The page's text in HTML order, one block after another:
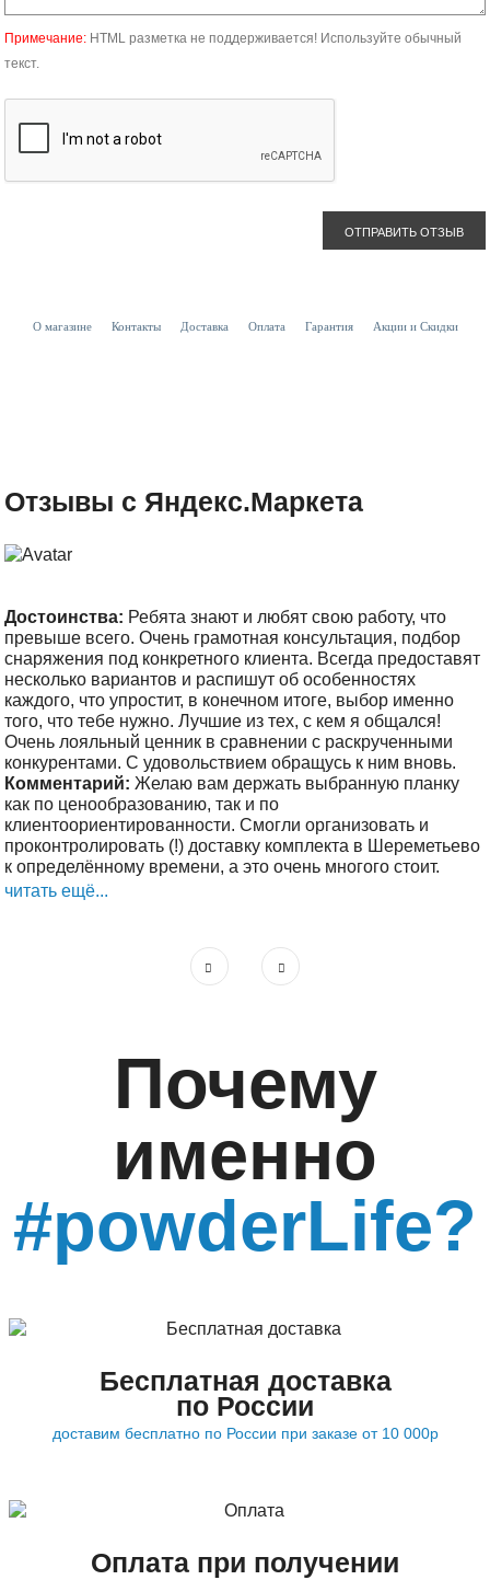
Примечание: HTML разметка не поддерживается! Используйте обычный
текст.
ОТПРАВИТЬ ОТЗЫВ
О магазине Контакты Доставка Оплата Гарантия Акции и Скидки
Отзывы с Яндекс.Маркета
Достоинства: Ребята знают и любят свою работу, что
превыше всего. Очень грамотная консультация, подбор
снаряжения под конкретного клиента. Всегда предоставят
несколько вариантов и распишут об особенностях
каждого, что упростит, в конечном итоге, выбор именно
того, что тебе нужно. Лучшие из тех, с кем я общался!
Очень лояльный ценник в сравнении с раскрученными
конкурентами. С удовольствием обращусь к ним вновь.
Комментарий: Желаю вам держать выбранную планку
как по ценообразованию, так и по
клиентоориентированности. Смогли организовать и
проконтролировать (!) доставку комплекта в Шереметьево
к определённому времени, а это очень многого стоит.
читать ещё...
Почему
именно
#powderLife?
Бесплатная доставка
по России
доставим бесплатно по России при заказе от 10 000р
Оплата при получении